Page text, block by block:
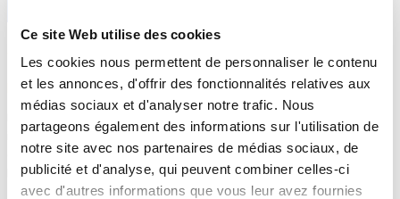
Ce site Web utilise des cookies
Les cookies nous permettent de personnaliser le contenu
et les annonces, d'offrir des fonctionnalités relatives aux
médias sociaux et d'analyser notre trafic. Nous
partageons également des informations sur l'utilisation de
notre site avec nos partenaires de médias sociaux, de
publicité et d'analyse, qui peuvent combiner celles-ci
avec d'autres informations que vous leur avez fournies
Lichens
Dermatose chronique relativement rare, le lichen plan est une maladie
inflammatoire auto-immune chronique et bénigne dont l’origine reste
encore inconnue. Même s’il apparait souvent sur la peau, les muqueuses
buccales peuvent être touchées.